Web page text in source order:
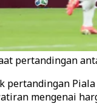
pertandingan
pertandingan
mengenai